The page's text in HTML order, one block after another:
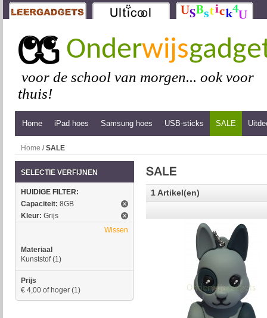
Onderwijs
voor de school van morgen... ook voor
thuis!
Home iPad hoes Samsung hoes USB-sticks SALE
Home /SALE
1 Artikel(en)
SELECTIE VERFIJNEN
HUIDIGE FILTER:
Capaciteit: 8GB
Kleur: Grijs
Wissen
Materiaal
Kunststof(1)
Prijs
€ 4,00 of hoger (1)